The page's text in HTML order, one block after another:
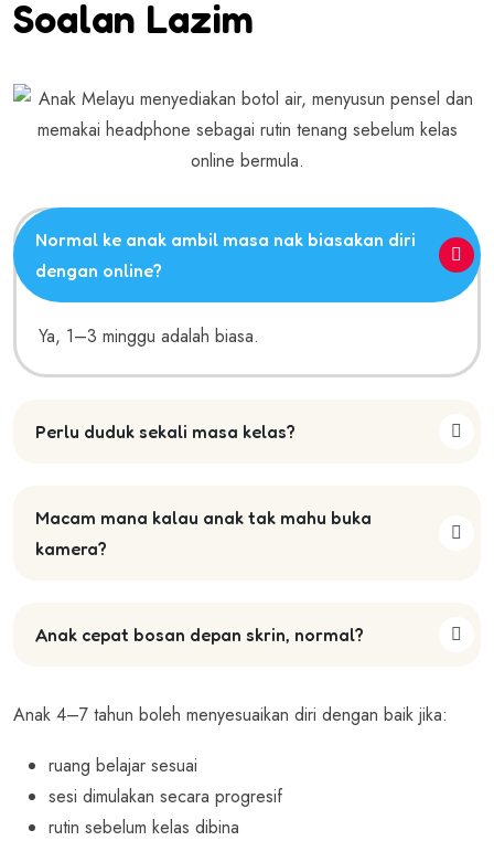
Soalan Lazim
Normal ke anak ambil masa nak biasakan diri
dengan online?
Ya, 1–3 minggu adalah biasa.
Perlu duduk sekali masa kelas?
Macam mana kalau anak tak mahu buka
kamera?
Anak cepat bosan depan skrin, normal?
Anak 4–7 tahun boleh menyesuaikan diri dengan baik jika:
ruang belajar sesuai
sesi dimulakan secara progresif
rutin sebelum kelas dibina